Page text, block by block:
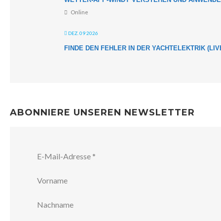
Online
DEZ. 09 2026
FINDE DEN FEHLER IN DER YACHTELEKTRIK
ABONNIERE UNSEREN NEWSLETTER